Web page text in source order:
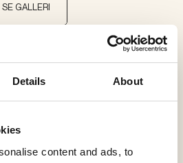
Details About
content and ads, to
SE GALLERI